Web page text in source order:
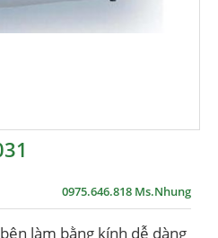
0975.646.818 Ms.Nhung
làm bằng kính dễ dàng